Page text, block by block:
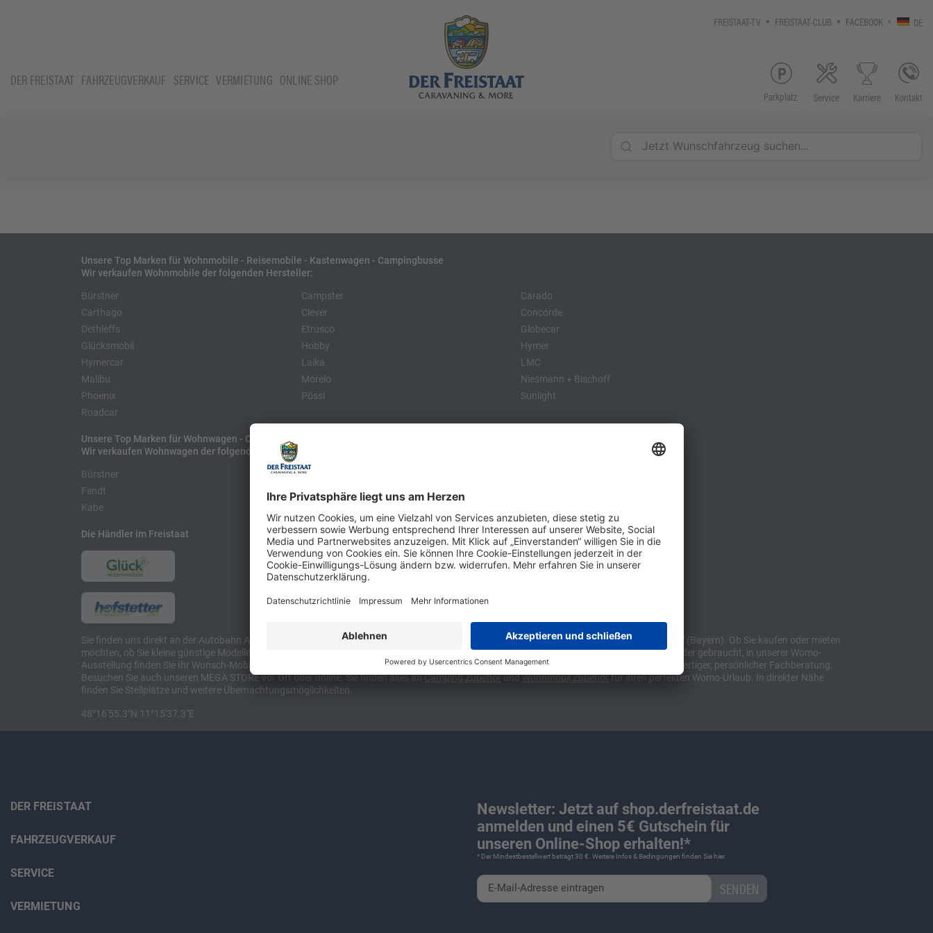
FREISTAAT-TV FREISTAAT-CLUB FACEBOOK DE
DER FREISTAAT FAHRZEUGVERKAUF SERVICE VERMIETUNG ONLINE SHOP
Parkplatz Service Karriere Kontakt
Unsere Top Marken für Wohnmobile - Reisemobile - Kastenwagen - Campingbusse
Wir verkaufen Wohnmobile der folgenden Hersteller:
Bürstner
Carthago
Dethleffs
Glücksmobil
Hymercar
Malibu
Phoenix
Roadcar
Campster
Clever
Etrusco
Hobby
Laika
Morelo
Pössl
Carado
Concorde
Globecar
Hymer
LMC
Niesmann + Bischoff
Sunlight
Unsere Top Marken für Wohnwagen - Caravans
Wir verkaufen Wohnwagen der folgenden Hersteller:
Bürstner
Fendt
Kabe
Hobby
LMC
Die Händler im Freistaat
Sie finden uns direkt an der Autobahn A8 zwischen München und Stuttgart, 10 Minuten vor der Stadtgrenze Münchens, Ausfahrt "Sulzemoos" (Bayern). Ob Sie kaufen oder mieten
möchten, ob Sie kleine günstige Modelle suchen, etwa kompakte Camper Vans, oder den puren Luxus. Ob Caravan oder Wohnmobil, ob neu oder gebraucht, in unserer Womo-
Ausstellung finden Sie Ihr Wunsch-Mobil und alles für Camping und Caravaning! Wohnmobilverkauf und Wohnwagenverkauf inklusive hochwertiger, persönlicher Fachberatung.
Besuchen Sie auch unseren MEGA STORE vor Ort oder online. Sie finden alles anCampingZubehörundWohnmobil Zubehörfür ihren perfekten Womo-Urlaub. In direkter Nähe
finden Sie Stellplätze und weitere Übernachtungsmöglichkeiten.
48°16'55.3"N 11°15'37.3"E
DER FREISTAAT
FAHRZEUGVERKAUF
SERVICE
VERMIETUNG
Newsletter: Jetzt auf shop.derfreistaat.de
anmelden und einen 5€ Gutschein für
unseren Online-Shop erhalten!*
* Der Mindestbestellwert beträgt 30 €. Weitere Infos & Bedingungen finden Sie hier.